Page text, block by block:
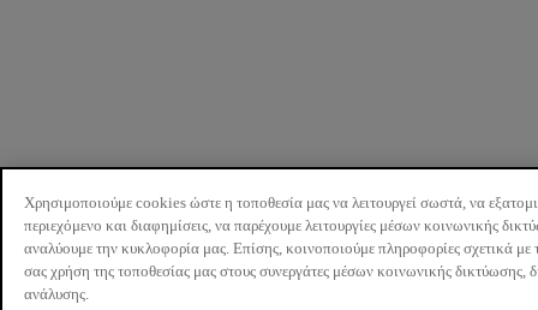
Χρησιμοποιούμε cookies ώστε η τοποθεσία μας να λειτουργεί σωστά, να
περιεχόμενο και διαφημίσεις, να παρέχουμε λειτουργίες μέσων κοινωνικής
αναλύουμε την κυκλοφορία μας. Επίσης, κοινοποιούμε πληροφορίες σχετικά με
σας χρήση της τοποθεσίας μας στους συνεργάτες μέσων κοινωνικής δικτύωσης,
ανάλυσης.